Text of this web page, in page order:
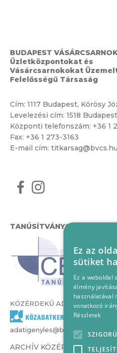
BUDAPEST
Üzletközpontokat és
Vásárcsarnokokat
Felelősségű Társaság
Cím: 1117 Budapest, Kőrösy
Levelezési cím: 1518
Központi telefonszám: +36 1
Fax: +36 1 273-3163
E-mail cím: titkarsag@bvcs.hu
TANÚSÍTVÁNYOK
KÖZÉRDEKŰ ADATOK
adatigenyles@bvcs.hu
ARCHÍV KÖZÉRDEKŰ
Ez az
sütiket
Ez a weboldal
élmény
használatával
vonatkozó
Részletek